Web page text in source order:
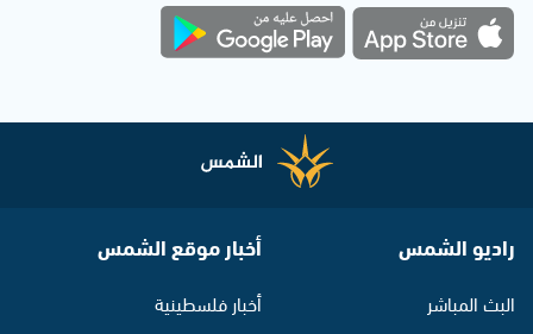
راديو الشمس
البث المباشر
أخبار موقع الشمس
أخبار فلسطينية